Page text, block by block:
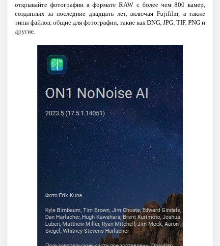
открывайте фотографии в формате RAW с более чем 800 камер,
созданных за последние двадцать лет, включая Fujifilm, а также
типы файлов, общие для фотографии, такие как DNG, JPG, TIF, PNG и
другие.